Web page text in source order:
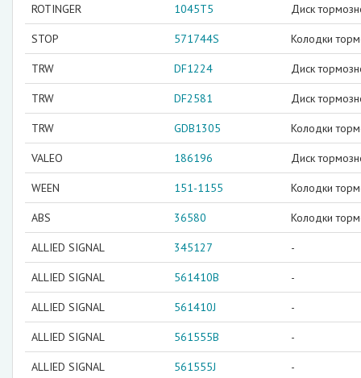
ROTINGER 1045T5 Диск
STOP 571744S Колодки
TRW DF1224 Диск
TRW DF2581 Диск
TRW GDB1305 Колодки
VALEO 186196 Диск
WEEN 151-1155 Колодки
ABS 36580 Колодки
ALLIED SIGNAL 345127 -
ALLIED SIGNAL 561410B -
ALLIED SIGNAL 561410J -
ALLIED SIGNAL 561555B -
ALLIED SIGNAL 561555J -